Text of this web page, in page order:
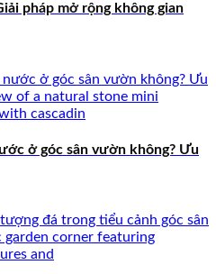
pháp mở rộng không gian
ở góc sân vườn không? Ưu